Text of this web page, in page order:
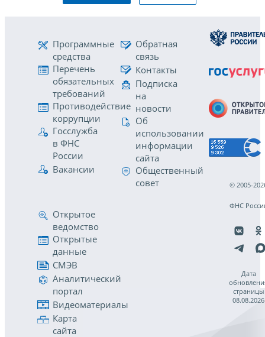
Программные
средства
Перечень
обязательных
требований
Противодействие
коррупции
Госслужба
в ФНС
России
Вакансии
Обратная
связь
Контакты
Подписка
на
новости
Об
использовании
информации
сайта
Общественный
совет
Открытое
ведомство
Открытые
данные
СМЭВ
Аналитический
портал
Видеоматериалы
Карта
сайта
© 2005-
ФНС
Дата
страницы
08.08.2026